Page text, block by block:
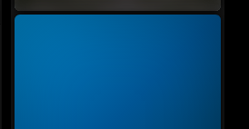
nomination d’un